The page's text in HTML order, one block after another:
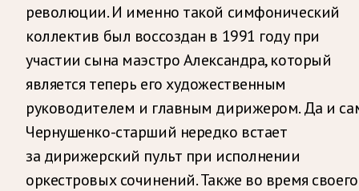
революции. И именно такой симфонический
коллектив был воссоздан в 1991 году при
участии сына маэстро Александра, который
является теперь его художественным
руководителем и главным дирижером. Да и
Чернушенко-старший нередко встает
за дирижерский пульт при исполнении
оркестровых сочинений. Также во время своего